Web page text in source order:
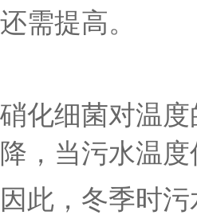
还需提高。
硝化细菌对温
降，当污水温
因此，冬季时